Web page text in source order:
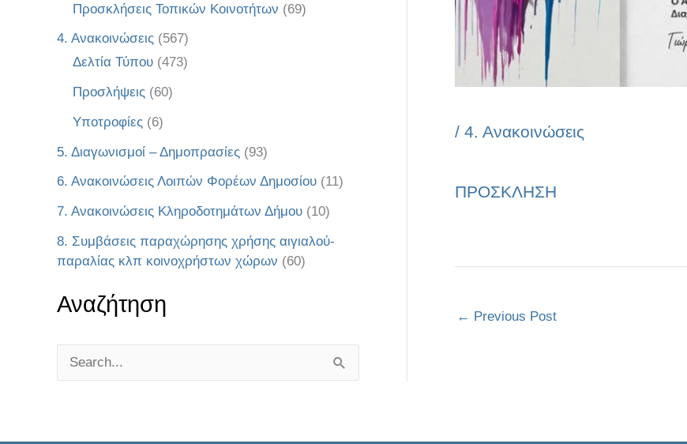
Προσκλήσεις Τοπικών Κοινοτήτων (69)
4. Ανακοινώσεις (567)
Δελτία Τύπου (473)
Προσλήψεις (60)
Υποτροφίες (6)
5. Διαγωνισμοί – Δημοπρασίες (93)
6. Ανακοινώσεις Λοιπών Φορέων Δημοσίου (11)
7. Ανακοινώσεις Κληροδοτημάτων Δήμου (10)
8. Συμβάσεις παραχώρησης χρήσης αιγιαλού-
παραλίας κλπ κοινοχρήστων χώρων (60)
Αναζήτηση
/ 4. Ανακοινώσεις
ΠΡΟΣΚΛΗΣΗ
← Previous Post